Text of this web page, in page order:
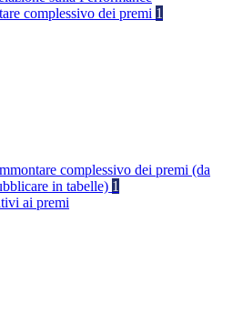
complessivo dei premi 1
complessivo dei premi (da
in tabelle) 1
ai premi